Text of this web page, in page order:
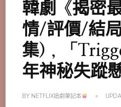
韓劇《揭密
情/評價/結
集)，「
年神秘失蹤
BY NETFLIX追劇筆記本